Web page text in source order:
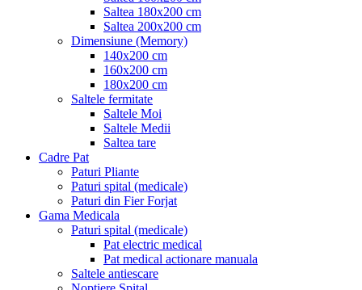
Saltea 180x200 cm
Saltea 200x200 cm
Dimensiune (Memory)
140x200 cm
160x200 cm
180x200 cm
Saltele fermitate
Saltele Moi
Saltele Medii
Saltea tare
Cadre Pat
Paturi Pliante
Paturi spital (medicale)
Paturi din Fier Forjat
Gama Medicala
Paturi spital (medicale)
Pat electric medical
Pat medical actionare manuala
Saltele antiescare